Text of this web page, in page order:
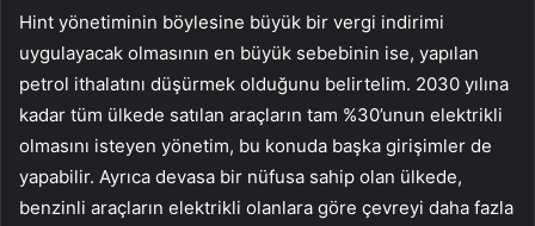
Hint yönetiminin böylesine büyük bir vergi indirimi
uygulayacak olmasının en büyük sebebinin ise, yapılan
petrol ithalatını düşürmek olduğunu belirtelim. 2030 yılına
kadar tüm ülkede satılan araçların tam %30’unun elektrikli
olmasını isteyen yönetim, bu konuda başka girişimler de
yapabilir. Ayrıca devasa bir nüfusa sahip olan ülkede,
benzinli araçların elektrikli olanlara göre çevreyi daha fazla